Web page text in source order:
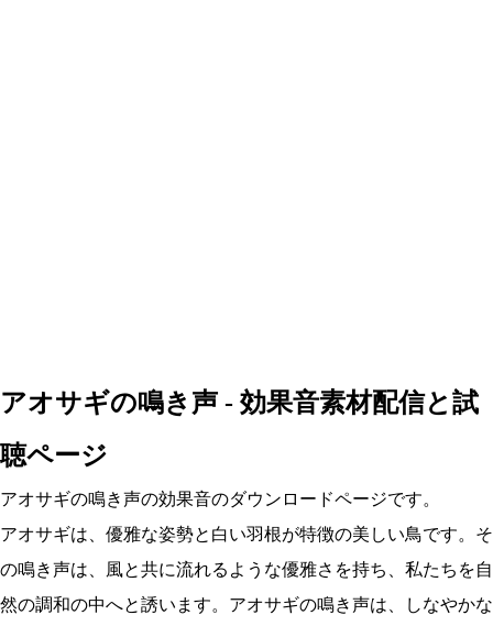
アオサギの鳴き声 - 効果音素材配信と試
聴ページ
アオサギの鳴き声の効果音のダウンロードページです。
アオサギは、優雅な姿勢と白い羽根が特徴の美しい鳥です。そ
の鳴き声は、風と共に流れるような優雅さを持ち、私たちを自
然の調和の中へと誘います。アオサギの鳴き声は、しなやかな